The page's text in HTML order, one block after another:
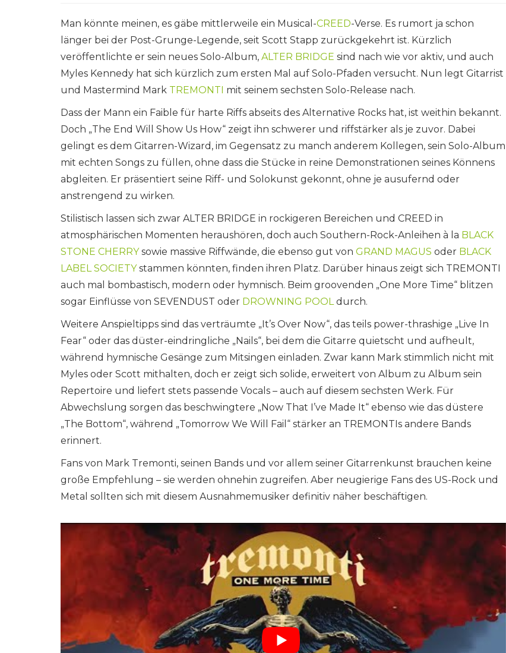
Man könnte meinen, es gäbe mittlerweile ein Musical-CREED-Verse. Es rumort ja schon
länger bei der Post-Grunge-Legende, seit Scott Stapp zurückgekehrt ist. Kürzlich
veröffentlichte er sein neues Solo-Album, ALTER BRIDGE sind nach wie vor aktiv, und auch
Myles Kennedy hat sich kürzlich zum ersten Mal auf Solo-Pfaden versucht. Nun legt Gitarrist
und Mastermind Mark TREMONTI mit seinem sechsten Solo-Release nach.
Dass der Mann ein Faible für harte Riffs abseits des Alternative Rocks hat, ist weithin bekannt.
Doch „The End Will Show Us How“ zeigt ihn schwerer und riffstärker als je zuvor. Dabei
gelingt es dem Gitarren-Wizard, im Gegensatz zu manch anderem Kollegen, sein Solo-Album
mit echten Songs zu füllen, ohne dass die Stücke in reine Demonstrationen seines Könnens
abgleiten. Er präsentiert seine Riff- und Solokunst gekonnt, ohne je ausufernd oder
anstrengend zu wirken.
Stilistisch lassen sich zwar ALTER BRIDGE in rockigeren Bereichen und CREED in
atmosphärischen Momenten heraushören, doch auch Southern-Rock-Anleihen à la BLACK
STONE CHERRYsowie massive Riffwände, die ebenso gut von GRAND MAGUS oder BLACK
LABEL SOCIETYstammen könnten, finden ihren Platz. Darüber hinaus zeigt sich TREMONTI
auch mal bombastisch, modern oder hymnisch. Beim groovenden „One More Time“ blitzen
sogar Einflüsse von SEVENDUST oder DROWNING POOLdurch.
Weitere Anspieltipps sind das verträumte „It’s Over Now“, das teils power-thrashige „Live In
Fear“ oder das düster-eindringliche „Nails“, bei dem die Gitarre quietscht und aufheult,
während hymnische Gesänge zum Mitsingen einladen. Zwar kann Mark stimmlich nicht mit
Myles oder Scott mithalten, doch er zeigt sich solide, erweitert von Album zu Album sein
Repertoire und liefert stets passende Vocals – auch auf diesem sechsten Werk. Für
Abwechslung sorgen das beschwingtere „Now That I’ve Made It“ ebenso wie das düstere
„The Bottom“, während „Tomorrow We Will Fail“ stärker an TREMONTIs andere Bands
erinnert.
Fans von Mark Tremonti, seinen Bands und vor allem seiner Gitarrenkunst brauchen keine
große Empfehlung – sie werden ohnehin zugreifen. Aber neugierige Fans des US-Rock und
Metal sollten sich mit diesem Ausnahmemusiker definitiv näher beschäftigen.